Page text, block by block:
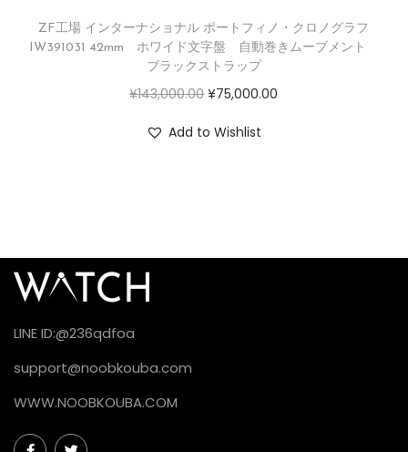
ZF工場 インターナショナル ポートフィノ・クロノグラフ
IW391031 42mm ホワイド文字盤 自動巻きムーブメント
ブラックストラップ
¥143,000.00 ¥75,000.00
Add to Wishlist
LINE ID:@236qdfoa
support@noobkouba.com
WWW.NOOBKOUBA.COM